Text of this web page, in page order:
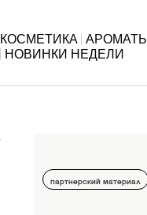
КОСМЕТИКА АРОМАТЫ
НОВИНКИ НЕДЕЛИ
партнерский материал